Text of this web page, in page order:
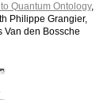
Quantum Ontology,
Philippe Grangier,
Van den Bossche